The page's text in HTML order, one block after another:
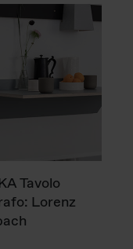
Tavolo
Lorenz